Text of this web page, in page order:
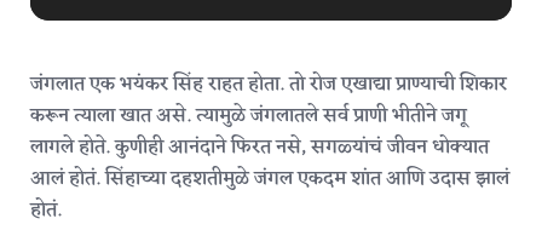
जंगलात एक भयंकर सिंह राहत होता. तो रोज एखाद्या प्राण्याची शिकार
करून त्याला खात असे. त्यामुळे जंगलातले सर्व प्राणी भीतीने जगू
लागले होते. कुणीही आनंदाने फिरत नसे, सगळ्यांचं जीवन धोक्यात
आलं होतं. सिंहाच्या दहशतीमुळे जंगल एकदम शांत आणि उदास झालं
होतं.